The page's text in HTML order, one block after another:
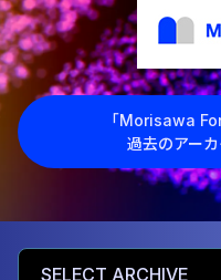
「Morisawa
過去のアー